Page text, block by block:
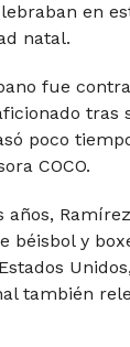
en
natal.
fue
tras
poco
COCO.
años,
béisbol y
también